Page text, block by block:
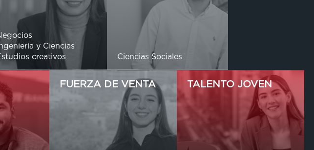
y Ciencias
creativos
Ciencias Sociales
FUERZA DE VENTA TALENTO JOVEN